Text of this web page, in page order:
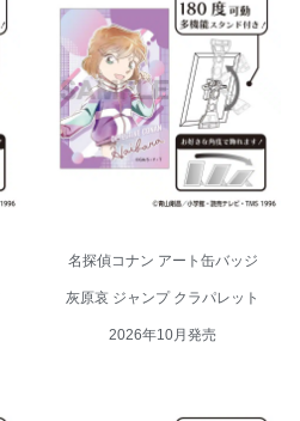
名探偵コナン アート缶バッジ 灰
原哀 ジャンプ クラパレット
2026年10月発売
名探偵コナン アート缶バッジ
灰原哀 ジャンプ クラパレット
2026年10月発売